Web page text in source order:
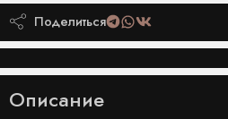
Поделиться
Описание